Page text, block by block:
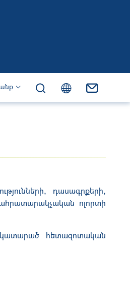
դասագրքերի,
ոլորտի
հետազոտական